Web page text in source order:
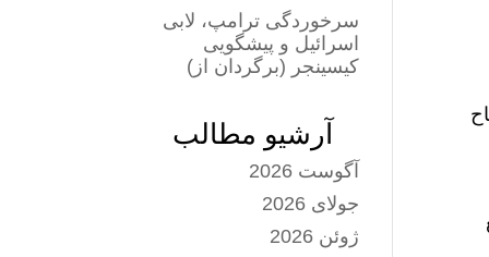
سرخوردگی ترامپ، لابی
اسرائیل و پیشگویی
کیسینجر (برگردان از)
آرشیو مطالب
آگوست 2026
جولای 2026
ژوئن 2026